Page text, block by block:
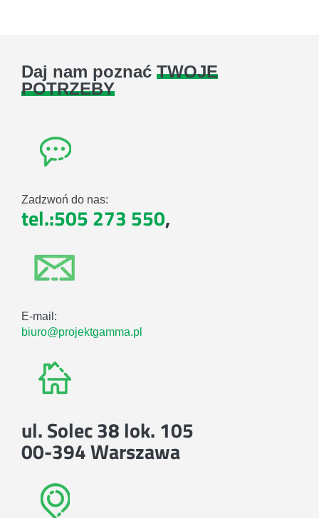
Daj nam poznać TWOJE
POTRZEBY
Zadzwoń do nas:
tel.:505 273 550,
E-mail:
biuro@projektgamma.pl
ul. Solec 38 lok. 105
00-394 Warszawa